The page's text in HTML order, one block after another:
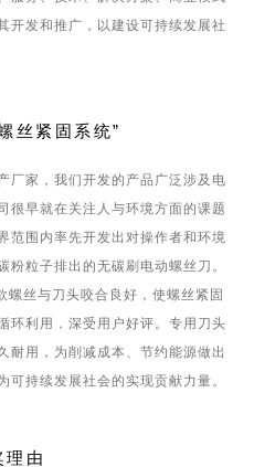
开发和推广，以建设可持续发展社
丝紧固系统”
厂家，我们开发的产品广泛涉及电
很早就在关注人与环境方面的课题
范围内率先开发出对操作者和环境
粒子排出的无碳刷电动螺丝刀。
丝与刀头咬合良好，使螺丝紧固
环利用，深受用户好评。专用刀头
耐用，为削减成本、节约能源做出
持续发展社会的实现贡献力量。
理由